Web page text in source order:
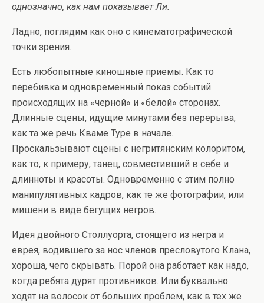
однозначно, как нам показывает Ли.
Ладно, поглядим как оно с кинематографической
точки зрения.
Есть любопытные киношные приемы. Как то
перебивка и одновременный показ событий
происходящих на «черной» и «белой» сторонах.
Длинные сцены, идущие минутами без перерыва,
как та же речь Кваме Туре в начале.
Проскальзывают сцены с негритянским колоритом,
как то, к примеру, танец, совместивший в себе и
длинноты и красоты. Одновременно с этим полно
манипулятивных кадров, как те же фотографии, или
мишени в виде бегущих негров.
Идея двойного Столлуорта, стоящего из негра и
еврея, водившего за нос членов пресловутого Клана,
хороша, чего скрывать. Порой она работает как надо,
когда ребята дурят противников. Или буквально
ходят на волосок от больших проблем, как в тех же